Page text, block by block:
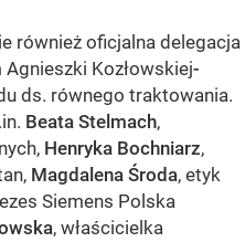
również oficjalna delegacja
Kozłowskiej-
ds. równego traktowania.
Beata Stelmach,
Henryka Bochniarz,
Magdalena Środa, etyk
Siemens Polska
, właścicielka